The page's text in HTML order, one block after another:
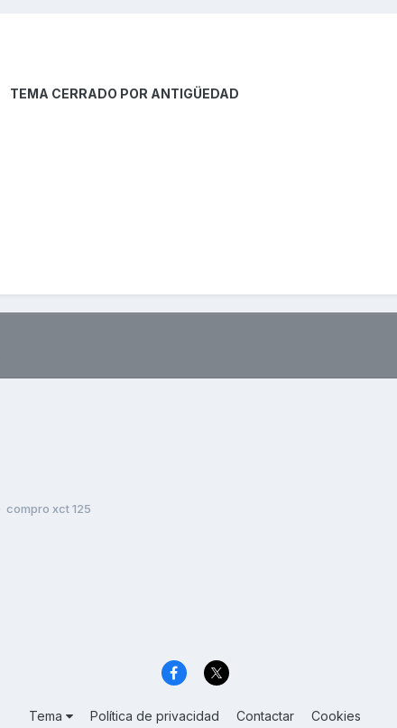
TEMA CERRADO POR ANTIGÜEDAD
compro xct 125
Tema Política de privacidad Contactar Cookies